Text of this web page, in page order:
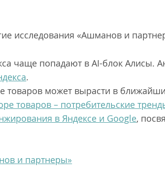
исследования «Ашманов и
чаще попадают в AI-блок Алисы.
.
товаров может вырасти в
товаров – потребительские
в Яндексе и Google,
и партнеры»